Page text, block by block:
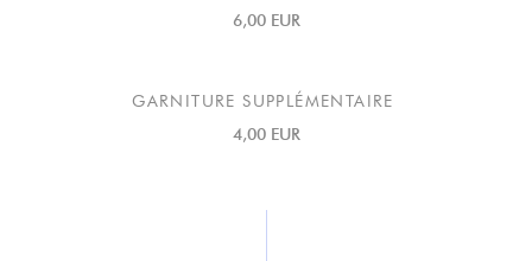
6,00 EUR
GARNITURE SUPPLÉMENTAIRE
4,00 EUR